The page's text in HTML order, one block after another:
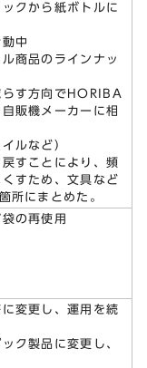
クから紙ボトルに
中
商品のラインナッ
す方向でHORIBA
販機メーカーに相
ルなど）
すことにより、頻
すため、文具など
所にまとめた。
の再使用
変更し、運用を続
ク製品に変更し、